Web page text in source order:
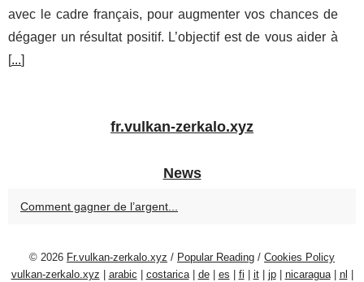
avec le cadre français, pour augmenter vos chances de
dégager un résultat positif. L’objectif est de vous aider à
[...]
fr.vulkan-zerkalo.xyz
News
Comment gagner de l’argent...
© 2026 Fr.vulkan-zerkalo.xyz / Popular Reading / Cookies Policy
vulkan-zerkalo.xyz
arabic costarica| de| es fi it| jp| nicaragua| nl